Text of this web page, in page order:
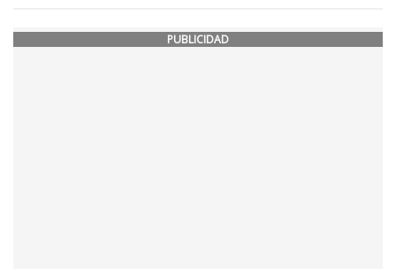
PUBLICIDAD